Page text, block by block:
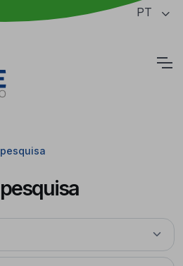
da página PT